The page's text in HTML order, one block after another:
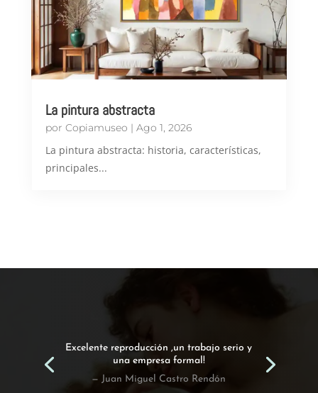
La pintura abstracta
por Copiamuseo | Ago 1, 2026
​La pintura abstracta: historia, características,
principales...
Excelente reproducción ,un trabajo serio y
una empresa formal!
— Juan Miguel Castro Rendón